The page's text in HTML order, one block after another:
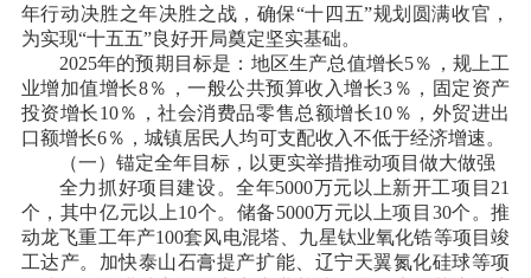
年行动决胜之年决胜之战，确保“十四五”规划圆满收官，
为实现“十五五”良好开局奠定坚实基础。
2025年的预期目标是：地区生产总值增长5％，规上工
业增加值增长8％，一般公共预算收入增长3％，固定资产
投资增长10％，社会消费品零售总额增长10％，外贸进出
口额增长6％，城镇居民人均可支配收入不低于经济增速。
（一）锚定全年目标，以更实举措推动项目做大做强
全力抓好项目建设。全年5000万元以上新开工项目21
个，其中亿元以上10个。储备5000万元以上项目30个。推
动龙飞重工年产100套风电混塔、九星钛业氧化锆等项目竣
工达产。加快泰山石膏提产扩能、辽宁天翼氮化硅球等项